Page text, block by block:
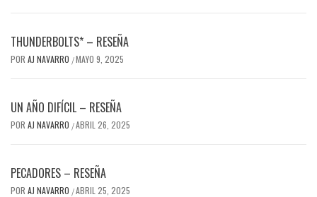
THUNDERBOLTS* – RESEÑA
POR AJ NAVARRO /MAYO 9, 2025
UN AÑO DIFÍCIL – RESEÑA
POR AJ NAVARRO /ABRIL 26, 2025
PECADORES – RESEÑA
POR AJ NAVARRO /ABRIL 25, 2025